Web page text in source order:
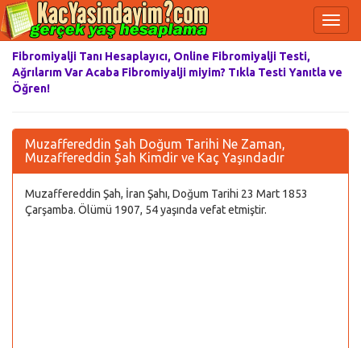
Fibromiyalji Tanı Hesaplayıcı, Online Fibromiyalji Testi,
Ağrılarım Var Acaba Fibromiyalji miyim? Tıkla Testi Yanıtla ve
Öğren!
Muzaffereddin Şah Doğum Tarihi Ne Zaman,
Muzaffereddin Şah Kimdir ve Kaç Yaşındadır
Muzaffereddin Şah, İran Şahı, Doğum Tarihi 23 Mart 1853
Çarşamba. Ölümü 1907, 54 yaşında vefat etmiştir.